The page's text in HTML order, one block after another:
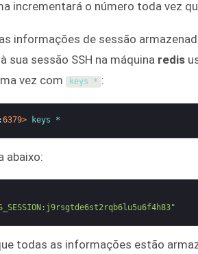
incrementará o número toda vez
informações de sessão
sua sessão SSH na máquina redis
vez com
keys * :
6379> keys *
abaixo:
todas as informações estão